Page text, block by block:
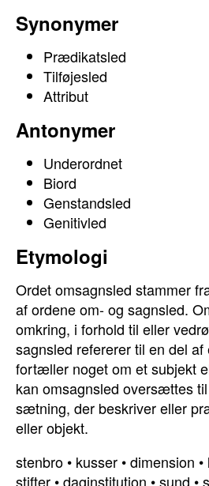
Synonymer
Prædikatsled
Tilføjesled
Attribut
Antonymer
Underordnet
Biord
Genstandsled
Genitivled
Etymologi
Ordet omsagnsled stammer
af ordene om- og sagnsled.
omkring, i forhold til eller
sagnsled refererer til en del
fortæller noget om et subjekt
kan omsagnsled oversættes
sætning, der beskriver eller
eller objekt.
stenbro • kusser •dimension •
stifter •daginstitution •sund •